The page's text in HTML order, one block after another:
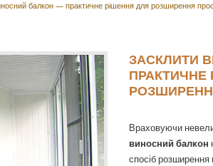
балкон — практичне рішення для розширення
ЗАСКЛИТИ
ПРАКТИЧНЕ
Враховуючи
виносний балкон
спосіб розширення